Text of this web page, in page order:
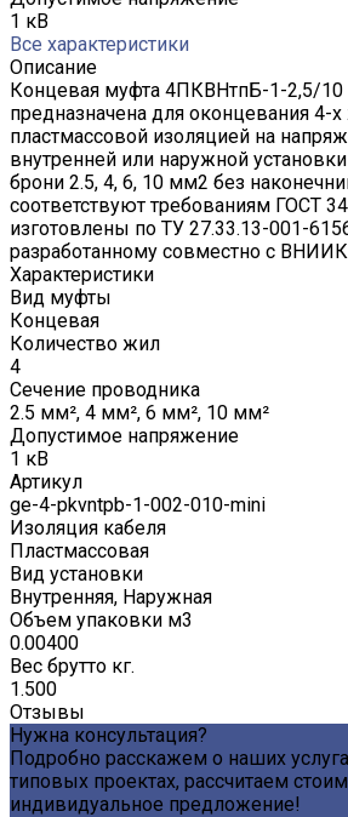
1 кВ
Все характеристики
Описание
Концевая муфта 4ПКВНтпБ-1-2,5/
предназначена для оконцевания 4-
пластмассовой изоляцией на
внутренней или наружной
брони 2.5, 4, 6, 10 мм2 без
соответствуют требованиям ГОСТ
изготовлены по ТУ 27.33.13-001-
разработанному совместно с
Характеристики
Вид муфты
Концевая
Количество жил
4
Сечение проводника
2.5 мм², 4 мм², 6 мм², 10 мм²
Допустимое напряжение
1 кВ
Артикул
ge-4-pkvntpb-1-002-010-mini
Изоляция кабеля
Пластмассовая
Вид установки
Внутренняя, Наружная
Объем упаковки м3
0.00400
Вес брутто кг.
1.500
Отзывы
Нужна консультация?
Подробно расскажем о наших
типовых проектах, рассчитаем
индивидуальное предложение!